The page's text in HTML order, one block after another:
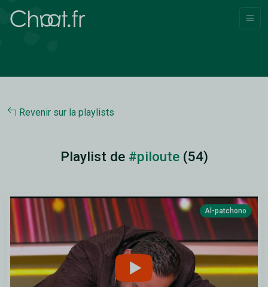
Revenir sur la playlists
Playlist de #piloute(54)
Al-patchono